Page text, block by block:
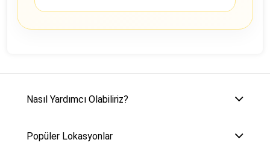
Nasıl Yardımcı Olabiliriz?
Popüler Lokasyonlar